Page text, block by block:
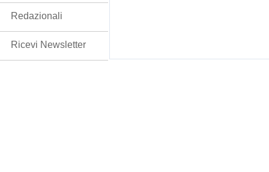
Redazionali
Ricevi Newsletter